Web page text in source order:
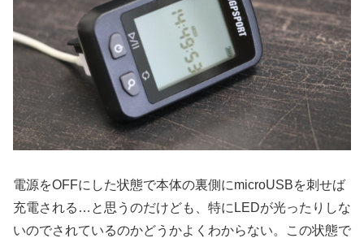
電源をOFFにした状態で本体の裏側にmicroUSBを刺せば
充電される…と思うのだけども、特にLEDが光ったりしな
いのでされているのかどうかよくわからない。この状態で